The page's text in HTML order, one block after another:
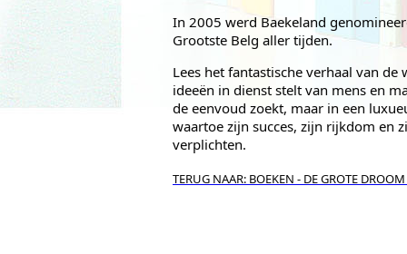
In 2005 werd Baekeland
Grootste Belg aller tijden.
Lees het fantastische verhaal van de
ideeën in dienst stelt van mens en
de eenvoud zoekt, maar in een
waartoe zijn succes, zijn rijkdom en
verplichten.
TERUG NAAR: BOEKEN - DE GROTE